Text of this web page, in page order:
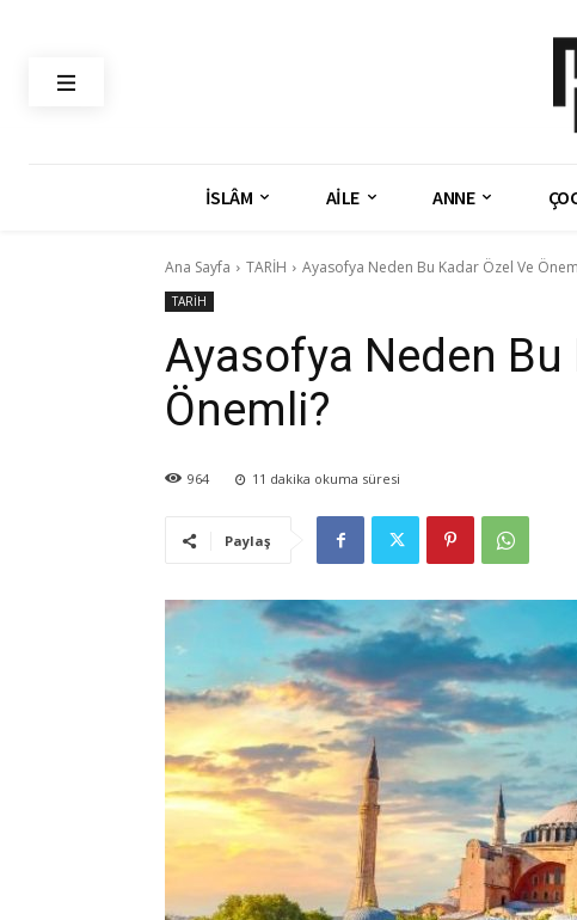
İSLÂM AİLE ANNE
Ana Sayfa TARİH Ayasofya Neden Bu Kadar Özel Ve
TARİH
Ayasofya Neden Bu
Önemli?
964 11 dakika okuma süresi
Paylaş